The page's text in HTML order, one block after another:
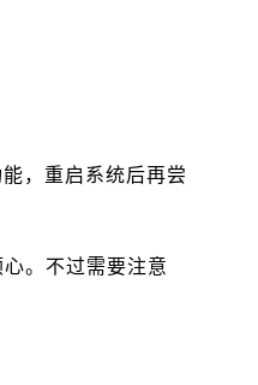
，重启系统后再尝
。不过需要注意